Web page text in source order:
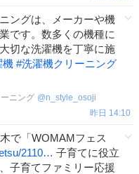
ングは、メーカーや機
です。数多くの機種に
切な洗濯機を丁寧に施
機 #洗濯機クリーニング
ニング @n_style_osoji
昨日 14:10
で「WOMAMフェス
2110… 子育てに役立
子育てファミリー応援